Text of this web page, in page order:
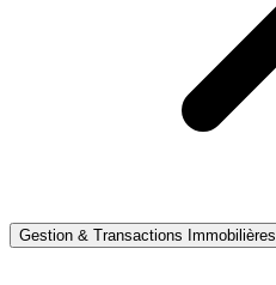
Gestion & Transactions Immobilières